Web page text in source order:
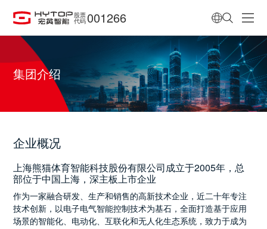
股票
代码 001266
集团介绍
企业概况
上海熊猫体育智能科技股份有限公司成立于2005年，总
部位于中国上海，深主板上市企业
作为一家融合研发、生产和销售的高新技术企业，近二十年专注
技术创新，以电子电气智能控制技术为基石，全面打造基于应用
场景的智能化、电动化、互联化和无人化生态系统，致力于成为